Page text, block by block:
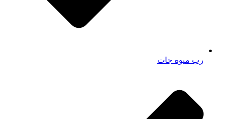
رب میوه جات